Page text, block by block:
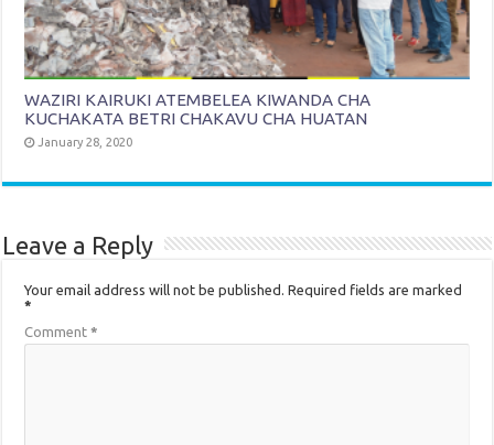
WAZIRI KAIRUKI ATEMBELEA KIWANDA CHA
KUCHAKATA BETRI CHAKAVU CHA HUATAN
January 28, 2020
Leave a Reply
Your email address will not be published. Required fields are marked
*
Comment*